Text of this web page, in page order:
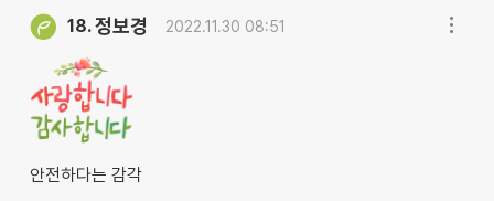
18.정보경 2022.11.30 08:51
안전하다는 감각